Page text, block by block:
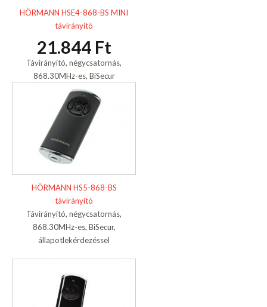
HÖRMANN HSE4-868-BS MINI
távirányító
21.844 Ft
Távirányító, négycsatornás,
868.30MHz-es, BiSecur
HÖRMANN HS5-868-BS
távirányító
Távirányító, négycsatornás,
868.30MHz-es, BiSecur,
állapotlekérdezéssel